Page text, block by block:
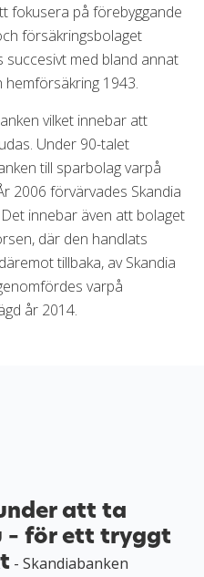
fokusera på förebyggande
försäkringsbolaget
succesivt med bland annat
1943.
vilket innebar att
Under 90-talet
till sparbolag varpå
2006 förvärvades Skandia
innebar även att bolaget
där den handlats
tillbaka, av Skandia
varpå
år 2014.
att ta
– för ett tryggt
- Skandiabanken